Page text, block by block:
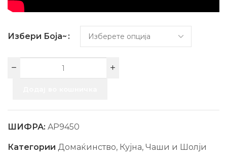
Избери Боја~
ШИФРА: AP9450
Категории Домаќинство, Кујна, Чаши и Шолји